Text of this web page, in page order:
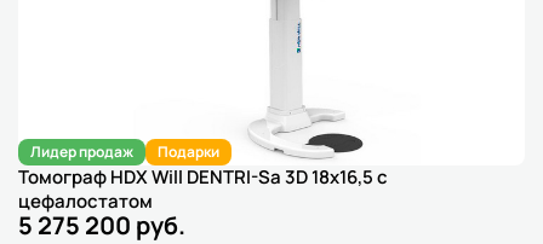
Лидер продаж Подарки
Томограф HDX Will DENTRI-Sa 3D 18x16,5 с
цефалостатом
5 275 200 руб.